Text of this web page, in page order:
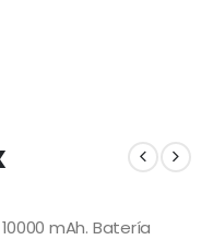
mAh. Batería